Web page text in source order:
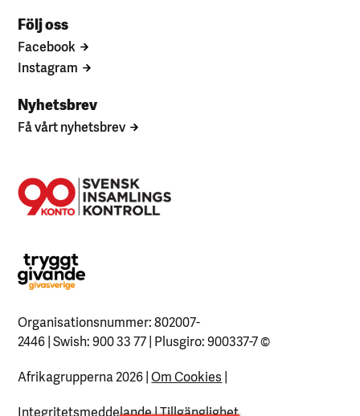
Följ oss
Facebook
Instagram
Nyhetsbrev
Få vårt nyhetsbrev
Organisationsnummer: 802007-
2446 | Swish: 900 33 77 | Plusgiro: 900337-7©
Afrikagrupperna 2026 |Om Cookies |
Integritetsmeddelande|Tillgänglighet